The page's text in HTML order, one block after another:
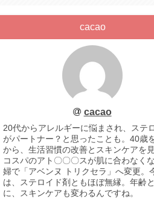
cacao
cacao
20代からアレルギーに悩まされ、ステ
がパートナー？と思ったことも。40歳
から、生活習慣の改善とスキンケアを見
コスパのアト〇〇〇スが肌に合わなく
婦で「アベンヌ トリクセラ」へ変更。
は、ステロイド剤ともほぼ無縁。年齢
に、スキンケアも変わるんですね。